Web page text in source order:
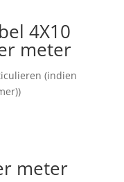
4X10
meter
(indien
meter